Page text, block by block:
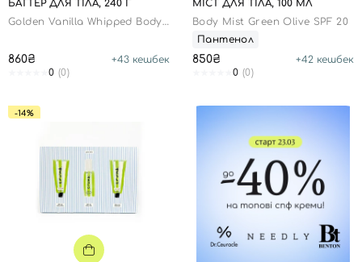
БАТТЕР ДЛЯ ТІЛА, 240 Г
Golden Vanilla Whipped Body
860₴ +43 кешбек
0 (0)
МІСТ ДЛЯ ТІЛА, 100 МЛ
Body Mist Green Olive SPF 20
Пантенол
850₴ +42 кешбек
0 (0)
-14%